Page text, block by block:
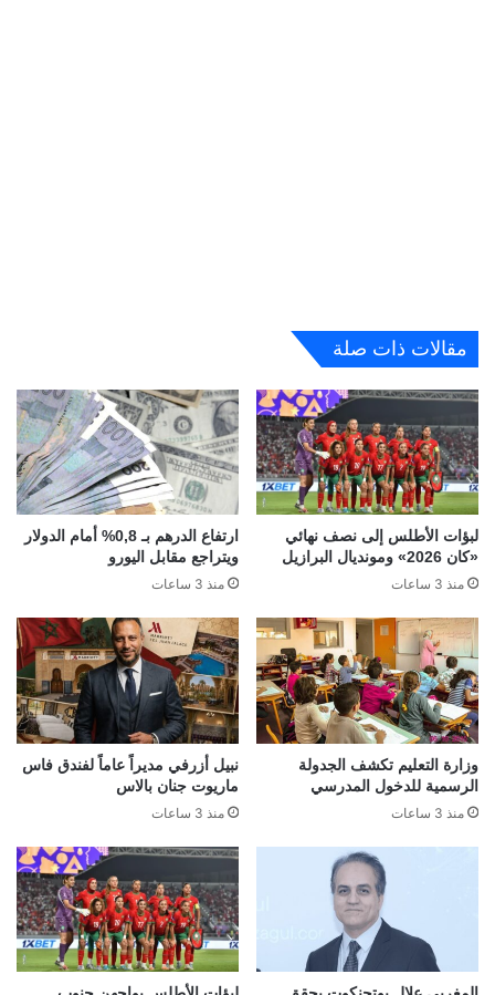
مقالات ذات صلة
لبؤات الأطلس إلى نصف نهائي
«كان 2026» ومونديال البرازيل
منذ 3 ساعات
ارتفاع الدرهم بـ 0,8% أمام الدولار
ويتراجع مقابل اليورو
منذ 3 ساعات
وزارة التعليم تكشف الجدولة
الرسمية للدخول المدرسي
منذ 3 ساعات
نبيل أزرفي مديراً عاماً لفندق فاس
ماريوت جنان بالاس
منذ 3 ساعات